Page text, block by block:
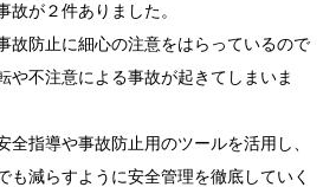
故が２件ありました。
故防止に細心の注意をはらっているので
や不注意による事故が起きてしまいま
全指導や事故防止用のツールを活用し、
も減らすように安全管理を徹底していく